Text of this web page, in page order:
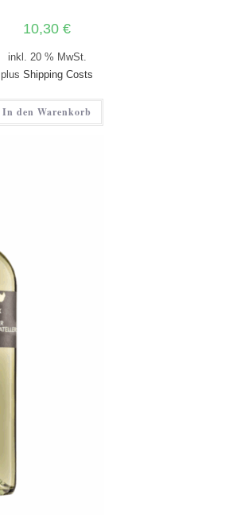
10,30 €
inkl. 20 % MwSt.
plus Shipping Costs
In den Warenkorb